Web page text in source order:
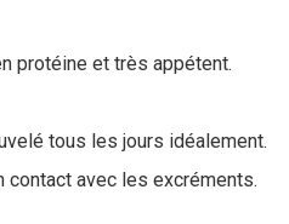
protéine et très appétent.
tous les jours idéalement.
avec les excréments.